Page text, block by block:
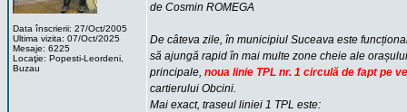
Data înscrierii: 27/Oct/2005
Ultima vizita: 07/Oct/2025
Mesaje: 6225
Locaţie: Popesti-Leordeni,
Buzau
de Cosmin ROMEGA
De câteva zile, în municipiul Suceava este
să ajungă rapid în mai multe zone cheie ale
principale, noua linie TPL nr. 1 circulă de fapt pe
cartierului Obcini.
Mai exact, traseul liniei 1 TPL este: